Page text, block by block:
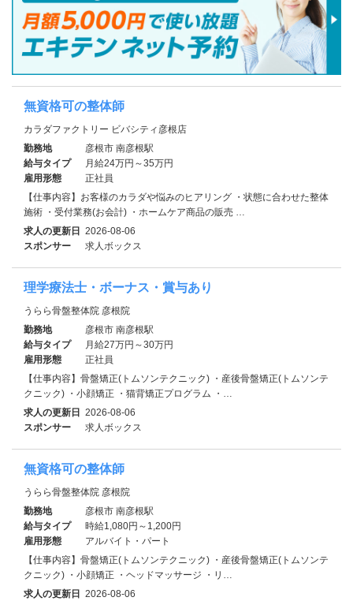
無資格可の整体師
カラダファクトリー ビバシティ彦根店
勤務地
彦根市 南彦根駅
給与タイプ
月給24万円～35万円
雇用形態
正社員
【仕事内容】お客様のカラダや悩みのヒアリング ・状態に合わせた整体
施術 ・受付業務(お会計) ・ホームケア商品の販売 …
求人の更新日 2026-08-06
スポンサー
求人ボックス
理学療法士・ボーナス・賞与あり
うらら骨盤整体院 彦根院
勤務地
彦根市 南彦根駅
給与タイプ
月給27万円～30万円
雇用形態
正社員
【仕事内容】骨盤矯正(トムソンテクニック) ・産後骨盤矯正(トムソンテ
クニック) ・小顔矯正 ・猫背矯正プログラム ・…
求人の更新日 2026-08-06
スポンサー
求人ボックス
無資格可の整体師
うらら骨盤整体院 彦根院
勤務地
彦根市 南彦根駅
給与タイプ
時給1,080円～1,200円
雇用形態
アルバイト・パート
【仕事内容】骨盤矯正(トムソンテクニック) ・産後骨盤矯正(トムソンテ
クニック) ・小顔矯正 ・ヘッドマッサージ ・リ…
求人の更新日 2026-08-06